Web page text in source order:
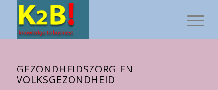
GEZONDHEIDSZORG EN
VOLKSGEZONDHEID